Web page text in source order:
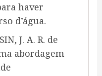
haver
d’água.
J. A. R. de
abordagem